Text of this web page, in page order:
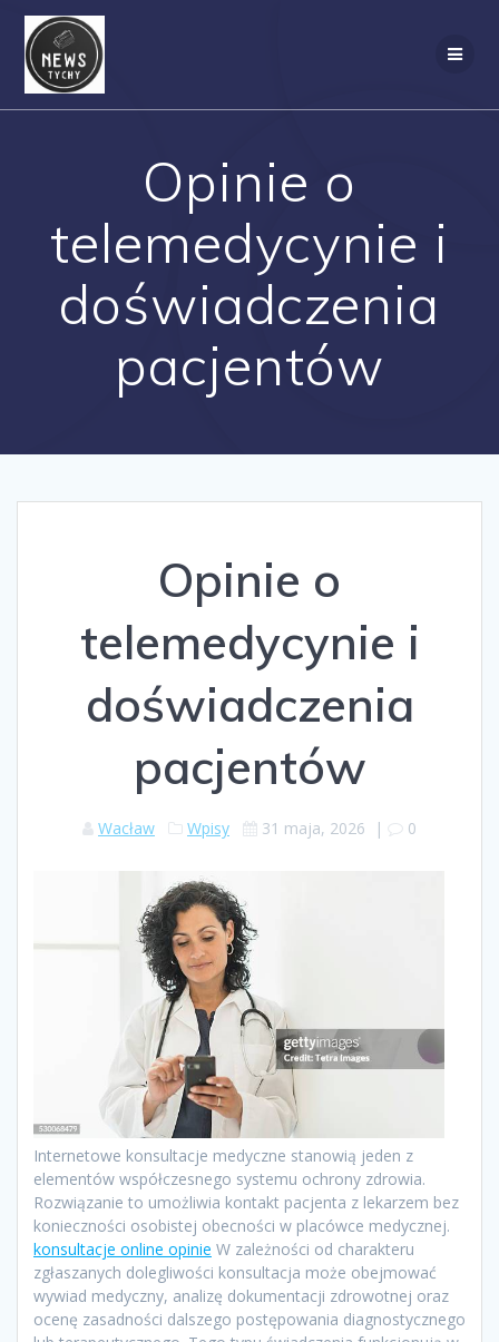
Opinie o
telemedycynie i
doświadczenia
pacjentów
Opinie o
telemedycynie i
doświadczenia
pacjentów
Wacław Wpisy 31 maja, 2026 | 0
Internetowe konsultacje medyczne stanowią jeden z
elementów współczesnego systemu ochrony zdrowia.
Rozwiązanie to umożliwia kontakt pacjenta z lekarzem bez
konieczności osobistej obecności w placówce medycznej.
konsultacje online opinie W zależności od charakteru
zgłaszanych dolegliwości konsultacja może obejmować
wywiad medyczny, analizę dokumentacji zdrowotnej oraz
ocenę zasadności dalszego postępowania diagnostycznego